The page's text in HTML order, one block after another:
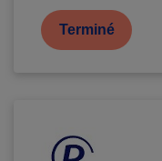
Terminé